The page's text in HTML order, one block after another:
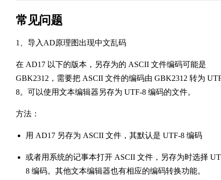
常见问题
1、导入AD原理图出现中文乱码
在 AD17 以下的版本，另存为的 ASCII 文件编码可能是
GBK2312，需要把 ASCII 文件的编码由 GBK2312 转为
8。可以使用文本编辑器另存为 UTF-8 编码的文件。
方法：
用 AD17 另存为 ASCII 文件，其默认是 UTF-8 编码
或者用系统的记事本打开 ASCII 文件，另存为时选择
8 编码。其他文本编辑器也有相应的编码转换功能。